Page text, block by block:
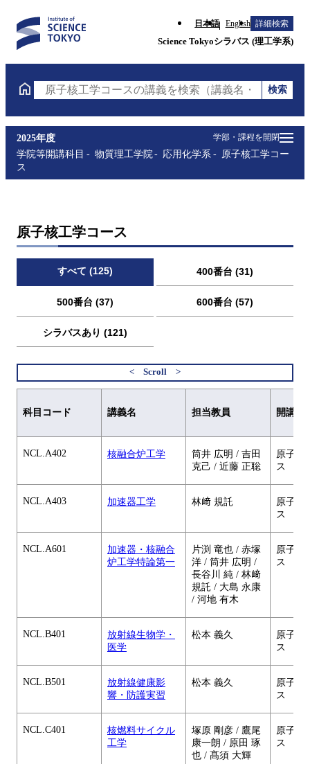
日本語 English 詳細検索
Science Tokyoシラバス (理工学系)
原子核工学コースの講義を検索（講義名・科目コード
検索
学部・課程を開閉
2025年度
学院等開講科目
物質理工学院 応用化学系
原子核工学コー
ス
原子核工学コース
すべて (125) 400番台 (31)
500番台 (37) 600番台 (57)
シラバスあり (121)
科目コード 講義名 担当教員 開講元
NCL.A402 核融合炉工学
筒井 広明 / 吉田
克己 / 近藤 正聡
原子核
ス
NCL.A403 加速器工学 林﨑 規託
原子核
ス
NCL.A601
加速器・核融合
炉工学特論第一
片渕 竜也 / 赤塚
洋 / 筒井 広明 /
長谷川 純 / 林﨑
規託 / 大島 永康
/ 河地 有木
原子核
ス
NCL.B401
放射線生物学・
医学
松本 義久
原子核
ス
NCL.B501
放射線健康影
響・防護実習
松本 義久
原子核
ス
NCL.C401
核燃料サイクル
工学
塚原 剛彦 / 鷹尾
康一朗 / 原田 琢
也 / 髙須 大輝
原子核
ス